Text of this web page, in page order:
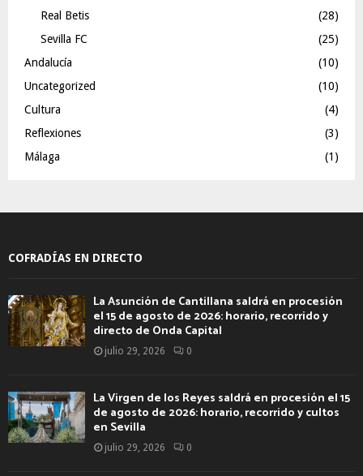
Real Betis
(28)
Sevilla FC
(25)
Andalucía
(10)
Uncategorized
(10)
Cultura
(4)
Reflexiones
(3)
Málaga
(1)
COFRADÍAS EN DIRECTO
La Asunción de Cantillana saldrá en procesión
el 15 de agosto de 2026: horario, recorrido y
directo de Onda Capital
julio 29, 2026 0
La Virgen de los Reyes saldrá en procesión el 15
de agosto de 2026: horario, recorrido y cultos
en Sevilla
julio 29, 2026 0